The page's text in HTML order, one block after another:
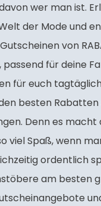
wer man ist.
der Mode und
von
passend für deine
für euch
besten Rabatten
Denn es
viel Spaß, wenn
ordentlich
am besten